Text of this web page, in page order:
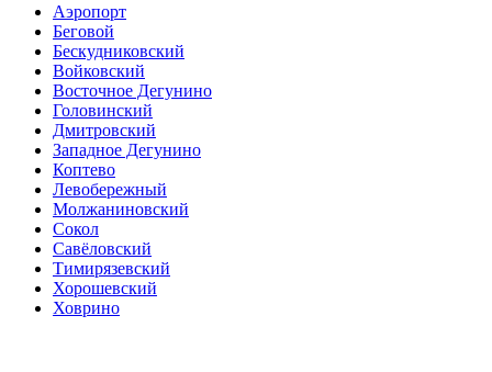
Аэропорт
Беговой
Бескудниковский
Войковский
Восточное Дегунино
Головинский
Дмитровский
Западное Дегунино
Коптево
Левобережный
Молжаниновский
Сокол
Савёловский
Тимирязевский
Хорошевский
Ховрино